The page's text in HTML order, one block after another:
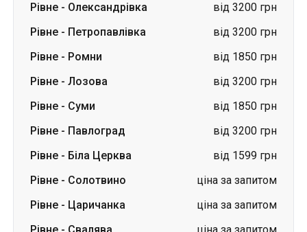
Рівне - Олександрівка
від 3200 грн
Рівне - Петропавлівка
від 3200 грн
Рівне - Ромни
від 1850 грн
Рівне - Лозова
від 3200 грн
Рівне - Суми
від 1850 грн
Рівне - Павлоград
від 3200 грн
Рівне - Біла Церква
від 1599 грн
Рівне - Солотвино
ціна за запитом
Рівне - Царичанка
ціна за запитом